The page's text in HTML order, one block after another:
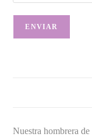
Nuestra hombrera